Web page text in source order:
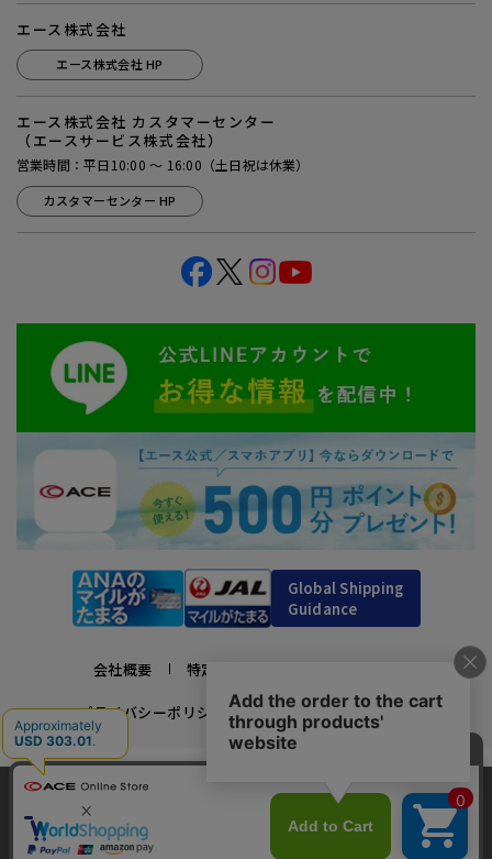
エース株式会社
エース株式会社 HP
エース株式会社 カスタマーセンター
（エースサービス株式会社）
営業時間：平日10:00 ～ 16:00（土日祝は休業）
カスタマーセンター HP
Global Shipping
Guidance
会社概要 特定商取引法に基づく表示
プライバシーポリシー 利用規約 採用情報
かばんの総合メーカー、エース公式サイト
スーツケースビジネスバッグ直営店ならではの豊富なラインナップでご紹介！
充実のアフターサービス・豊富な品揃え・安心のメーカー直営ストア
当サイトでは、サイトの利便性向上のため、クッ
キー(Cookie)を使用しています。クッキーについ
て詳細はこちら
承諾する